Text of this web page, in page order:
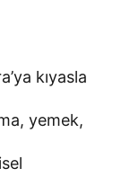
kıyasla
yemek,